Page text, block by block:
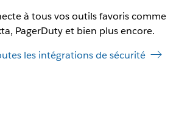
à tous vos outils favoris comme
PagerDuty et bien plus encore.
les intégrations de sécurité